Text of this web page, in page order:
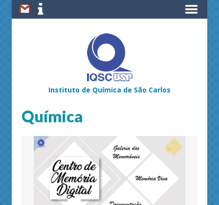
Instituto de Química de São Carlos
Química